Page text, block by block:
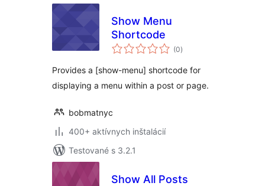
Show Menu
Shortcode
(0celkové
hodnotenie
)
Provides a [show-menu] shortcode for
displaying a menu within a post or page.
bobmatnyc
400+ aktívnych inštalácií
Testované s 3.2.1
Show All Posts